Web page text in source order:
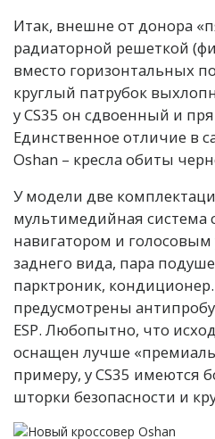
Итак, внешне от донора
радиаторной решеткой
вместо горизонтальных
круглый патрубок
у CS35 он сдвоенный и
Единственное отличие в
Oshan – кресла обиты
У модели две
мультимедийная система
навигатором и
заднего вида, пара
парктроник,
предусмотрены
ESP. Любопытно, что
оснащен лучше
примеру, у CS35 имеются
шторки безопасности и